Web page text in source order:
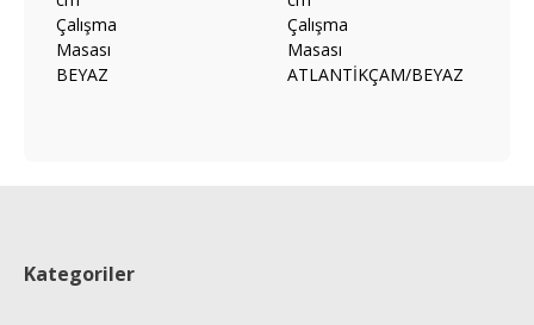
Kategoriler